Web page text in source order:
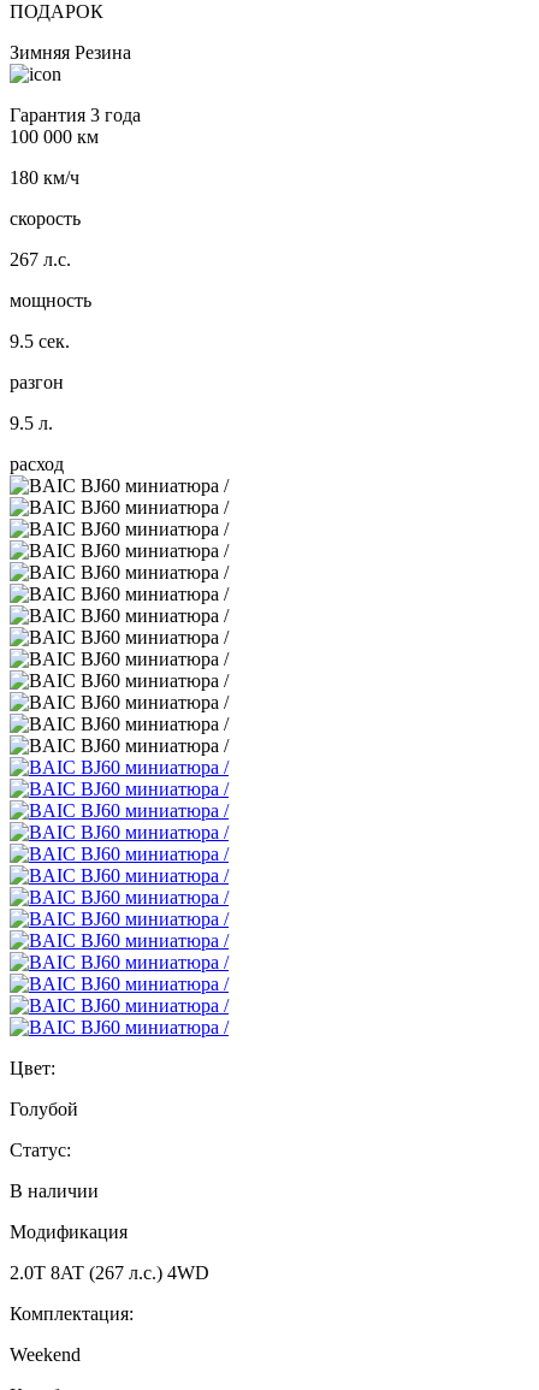
ПОДАРОК
Зимняя Резина
Гарантия 3 года
100 000 км
180 км/ч
скорость
267 л.с.
мощность
9.5 сек.
разгон
9.5 л.
расход
Цвет:
Голубой
Статус:
В наличии
Модификация
2.0T 8AT (267 л.с.) 4WD
Комплектация:
Weekend